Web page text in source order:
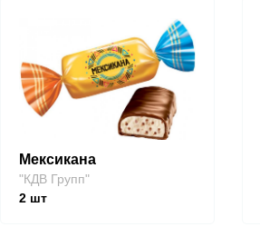
Мексикана
"КДВ Групп"
2шт